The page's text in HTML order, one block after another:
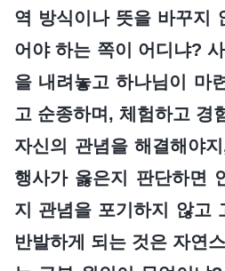
역 방식이나 뜻을 바꾸지
어야 하는 쪽이 어디냐?
을 내려놓고 하나님이 마
고 순종하며, 체험하고 경
자신의 관념을 해결해야
행사가 옳은지 판단하면
지 관념을 포기하지 않고
반발하게 되는 것은 자연